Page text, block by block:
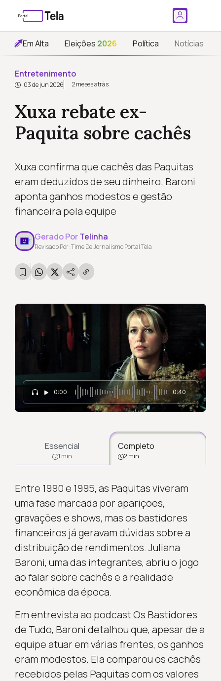
Em Alta Eleições 2026 Política Notícias
Entretenimento
03 de jun 2026 2 meses atrás
Xuxa rebate ex-
Paquita sobre cachês
Xuxa confirma que cachês das Paquitas
eram deduzidos de seu dinheiro; Baroni
aponta ganhos modestos e gestão
financeira pela equipe
Gerado PorTelinha
Revisado Por: Time De Jornalismo Portal Tela
0:00 0:40
Essencial
1 min
Completo
2 min
Entre 1990 e 1995, as Paquitas viveram
uma fase marcada por aparições,
gravações e shows, mas os bastidores
financeiros já geravam dúvidas sobre a
distribuição de rendimentos. Juliana
Baroni, uma das integrantes, abriu o jogo
ao falar sobre cachês e a realidade
econômica da época.
Em entrevista ao podcast Os Bastidores
de Tudo, Baroni detalhou que, apesar de a
equipe atuar em várias frentes, os ganhos
eram modestos. Ela comparou os cachês
recebidos pelas Paquitas com os valores